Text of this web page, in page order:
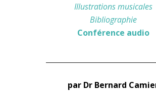
Illustrations musicales
Bibliographie
Conférence audio
par Dr Bernard